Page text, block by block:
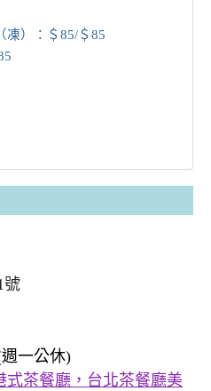
凍）：＄85/＄85
號
一公休)
式茶餐廳，台北茶餐廳美